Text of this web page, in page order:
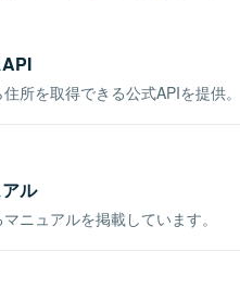
所を取得できる公式APIを提供。
ル
ニュアルを掲載しています。